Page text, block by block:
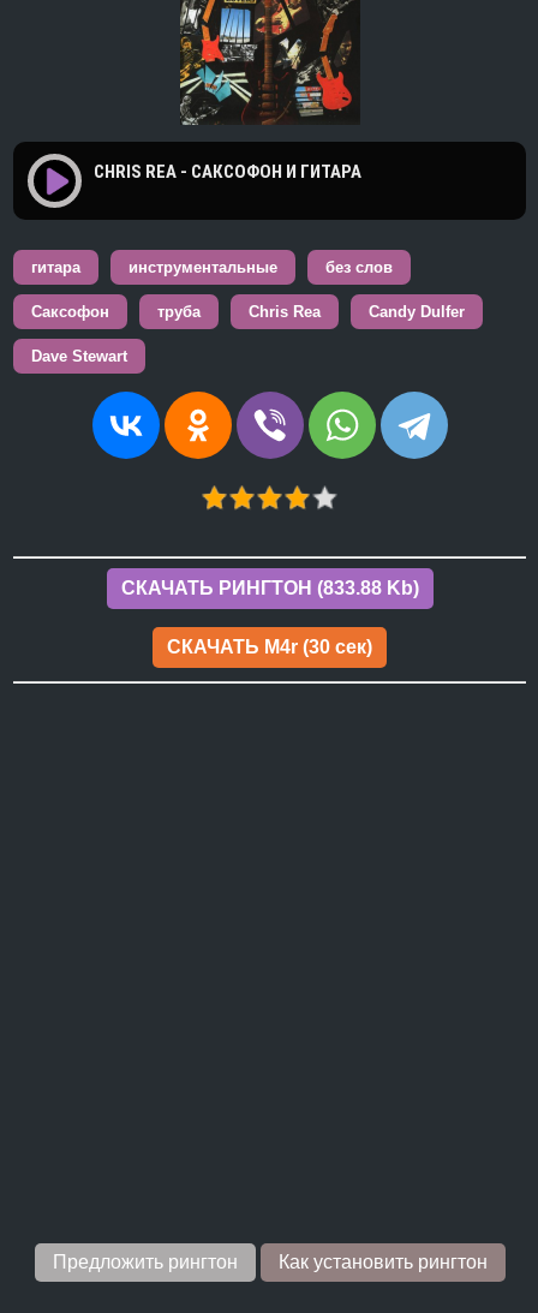
CHRIS REA - САКСОФОН И ГИТАРА
гитара инструментальные без слов
Саксофон труба Chris Rea Candy Dulfer
Dave Stewart
СКАЧАТЬ РИНГТОН (833.88 Kb)
СКАЧАТЬ M4r (30 сек)
Предложить рингтон Как установить рингтон